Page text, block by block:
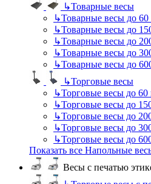
↳Товарные весы
↳Товарные весы до 60
↳Товарные весы до
↳Товарные весы до
↳Товарные весы до
↳Товарные весы до
↳Торговые весы
↳Торговые весы до 60
↳Торговые весы до
↳Торговые весы до
↳Торговые весы до
↳Торговые весы до
Показать все Напольные
Весы с печатью